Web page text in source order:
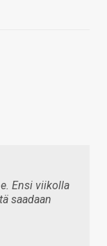
Ensi viikolla
saadaan